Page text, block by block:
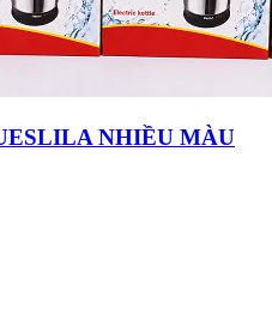
NHIỀU MÀU